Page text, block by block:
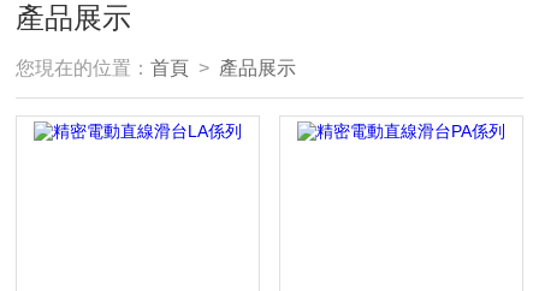
產品展示
您現在的位置：首頁 > 產品展示